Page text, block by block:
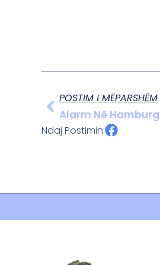
POSTIM I MËPARSHËM
Alarm Në
Ndaj Postimin: